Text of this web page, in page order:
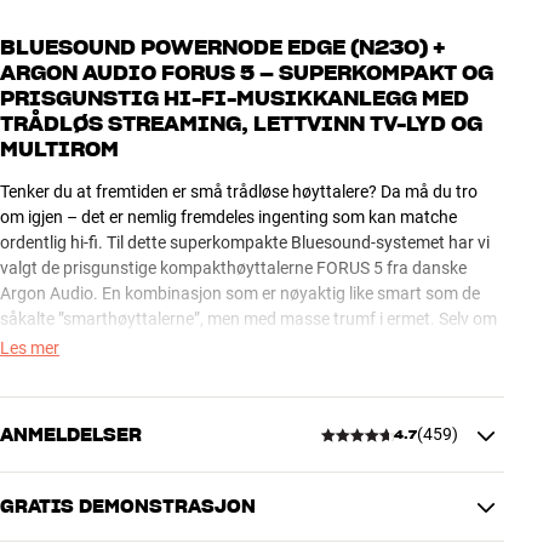
BLUESOUND POWERNODE EDGE (N230) +
ARGON AUDIO FORUS 5 – SUPERKOMPAKT OG
PRISGUNSTIG HI-FI-MUSIKKANLEGG MED
TRÅDLØS STREAMING, LETTVINN TV-LYD OG
MULTIROM
Tenker du at fremtiden er små trådløse høyttalere? Da må du tro
om igjen – det er nemlig fremdeles ingenting som kan matche
ordentlig hi-fi. Til dette superkompakte Bluesound-systemet har vi
valgt de prisgunstige kompakthøyttalerne FORUS 5 fra danske
Argon Audio. En kombinasjon som er nøyaktig like smart som de
såkalte ”smarthøyttalerne”, men med masse trumf i ermet. Selv om
anlegget fint kan klare å drive et par bedre høyttalere, får du likevel
noensinne kommer i nærheten av.
Bluesound POWERNODE EDGE er et superkompakt, elegant,
prisgunstig og utrolig allsidig trådløst musikkanlegg. Som sendt fra
himmelen til deg som elsker god lyd og smart styring, men som ikke
Les mer
ANMELDELSER 4.7(459)
GRATIS DEMONSTRASJON